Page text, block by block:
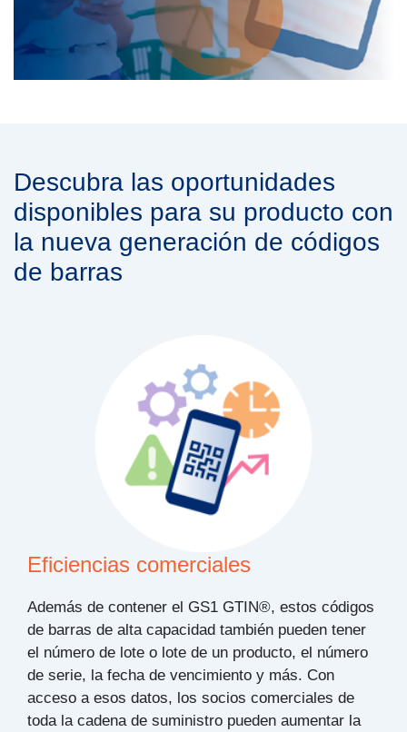
Descubra las oportunidades
disponibles para su producto con
la nueva generación de códigos
de barras
Eficiencias comerciales
Además de contener el GS1 GTIN®, estos códigos
de barras de alta capacidad también pueden tener
el número de lote o lote de un producto, el número
de serie, la fecha de vencimiento y más. Con
acceso a esos datos, los socios comerciales de
toda la cadena de suministro pueden aumentar la